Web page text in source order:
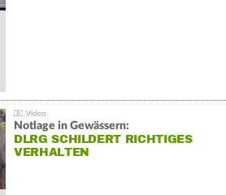
Notlage in Gewässern:
DLRG SCHILDERT RICHTIGES
VERHALTEN